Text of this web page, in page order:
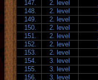
147.
2. level
148.
2. level
149.
2. level
150.
2. level
151.
2. level
152.
2. level
153.
2. level
154.
3. level
155.
3. level
156.
3. level